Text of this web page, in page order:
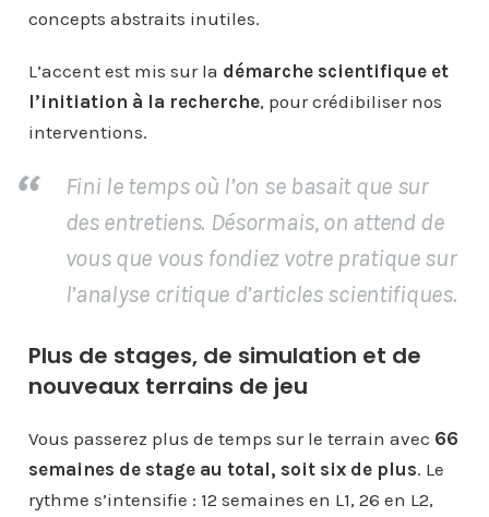
concepts abstraits inutiles.
L’accent est mis sur la démarche scientifique et
l’initiation à la recherche, pour crédibiliser nos
interventions.
Fini le temps où l’on se basait que sur
des entretiens. Désormais, on attend de
vous que vous fondiez votre pratique sur
l’analyse critique d’articles scientifiques.
Plus de stages, de simulation et de
nouveaux terrains de jeu
Vous passerez plus de temps sur le terrain avec 66
semaines de stage au total, soit six de plus. Le
rythme s’intensifie : 12 semaines en L1, 26 en L2,